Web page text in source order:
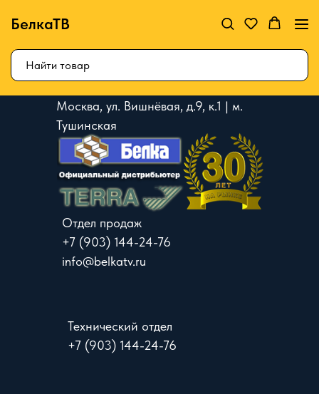
БелкаТВ
Москва, ул. Вишнёвая, д.9, к.1 | м.
Тушинская
Отдел продаж
+7 (903) 144-24-76
info@belkatv.ru
Технический отдел
+7 (903) 144-24-76